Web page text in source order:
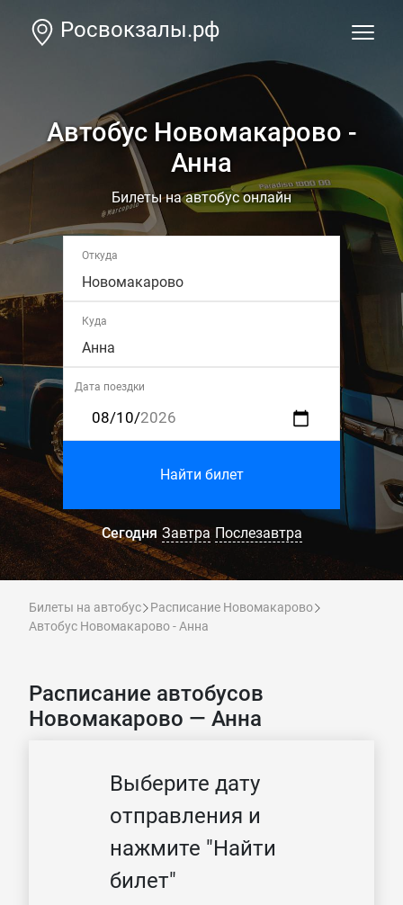
Росвокзалы.рф
Автобус Новомакарово -
Анна
Билеты на автобус онлайн
Откуда
Новомакарово
Куда
Анна
Дата поездки
Найти билет
Сегодня Завтра Послезавтра
Билеты на автобус
Расписание Новомакарово
Автобус Новомакарово - Анна
Расписание автобусов
Новомакарово — Анна
Выберите дату
отправления и
нажмите "Найти
билет"